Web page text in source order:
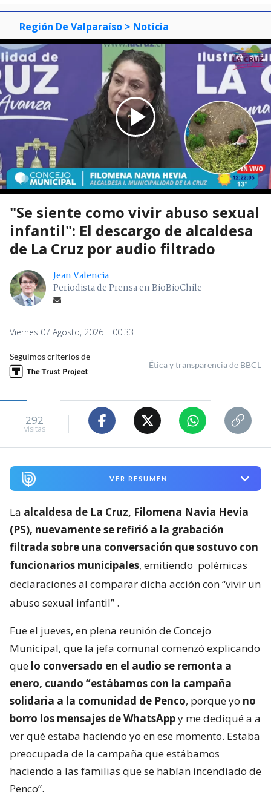
Región De Valparaíso > Noticia
"Se siente como vivir abuso sexual
infantil": El descargo de alcaldesa
de La Cruz por audio filtrado
Jean Valencia
Periodista de Prensa en BioBioChile
Viernes 07 Agosto, 2026 | 00:33
Seguimos criterios de
Ética y transparencia de BBCL
292
visitas
VER RESUMEN
La alcaldesa de La Cruz, Filomena Navia Hevia
(PS), nuevamente se refirió a la grabación
filtrada sobre una conversación que sostuvo con
funcionarios municipales, emitiendo polémicas
declaraciones al comparar dicha acción con “vivir un
abuso sexual infantil” .
Fue el jueves, en plena reunión de Concejo
Municipal, que la jefa comunal comenzó explicando
que lo conversado en el audio se remonta a
enero, cuando “estábamos con la campaña
solidaria a la comunidad de Penco, porque yo no
borro los mensajes de WhatsAppy me dediqué a a
ver qué estaba haciendo yo en ese momento. Estaba
preocupada de la campaña que estábamos
haciendo a las familias que se habían incendiado de
Penco”.